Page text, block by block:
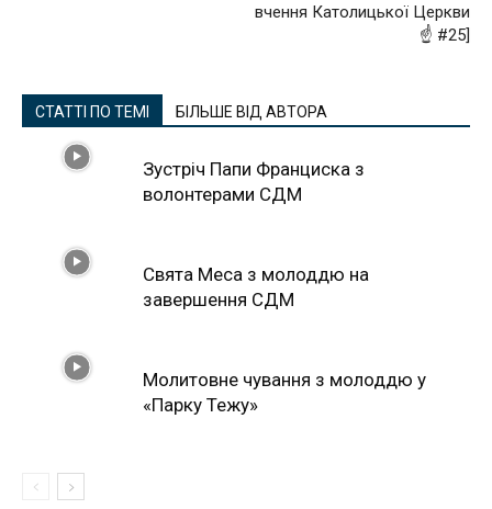
вчення Католицької Церкви
☝ #25]
СТАТТІ ПО ТЕМІ БІЛЬШЕ ВІД АВТОРА
Зустріч Папи Франциска з
волонтерами СДМ
Свята Меса з молоддю на
завершення СДМ
Молитовне чування з молоддю у
«Парку Тежу»